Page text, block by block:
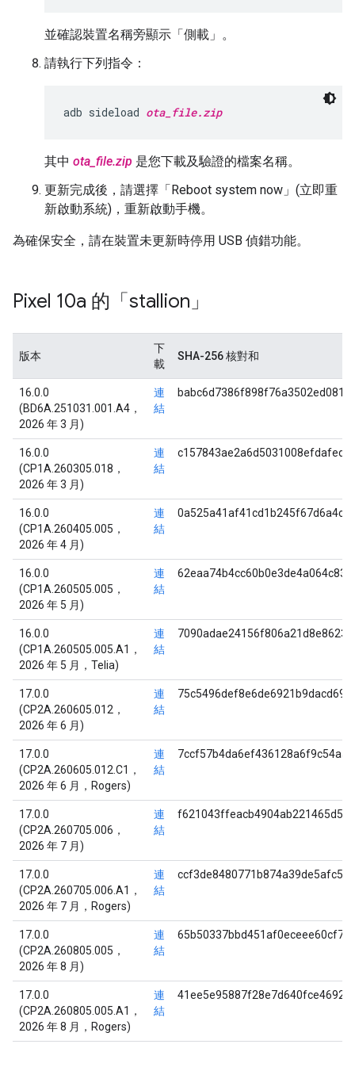
並確認裝置名稱旁顯示「側載」。
請執行下列指令：
adb sideload ota_file.zip
其中 ota_file.zip 是您下載及驗證的檔案名稱。
更新完成後，請選擇「Reboot system now」(立即重
新啟動系統) ，重新啟動手機。
為確保安全，請在裝置未更新時停用 USB 偵錯功能。
Pixel 10a 的「stallion」
版本
下
載
SHA-256 核對和
16.0.0
(BD6A.251031.001.A4，
2026 年 3 月)
連
結
16.0.0
(CP1A.260305.018，
2026 年 3 月)
連
結
16.0.0
(CP1A.260405.005，
2026 年 4 月)
連
結
16.0.0
(CP1A.260505.005，
2026 年 5 月)
連
結
16.0.0
(CP1A.260505.005.A1，
2026 年 5 月，Telia)
連
結
17.0.0
(CP2A.260605.012，
2026 年 6 月)
連
結
17.0.0
(CP2A.260605.012.C1，
2026 年 6 月，Rogers)
連
結
17.0.0
(CP2A.260705.006，
2026 年 7 月)
連
結
17.0.0
(CP2A.260705.006.A1，
2026 年 7 月，Rogers)
連
結
17.0.0
(CP2A.260805.005，
2026 年 8 月)
連
結
17.0.0
(CP2A.260805.005.A1，
2026 年 8 月，Rogers)
連
結